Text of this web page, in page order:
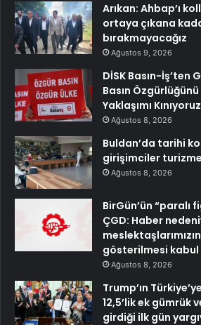
Arıkan: Ahbap’ı
ortaya çıkana
bırakmayacağız
Ağustos 9, 2026
DİSK Basın-İş’ten
Basın
Yaklaşımı Kınıyoruz
Ağustos 8, 2026
Buldan’da tarihi
girişimciler turizme
Ağustos 8, 2026
BirGün’ün “paralı
ÇGD: Haber
gösterilmesi kabul
Ağustos 8, 2026
Trump’ın
12,5’lik ek gümrük
girdiği ilk gün